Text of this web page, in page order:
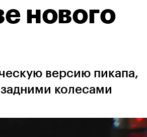
нового
версию пикапа,
колесами